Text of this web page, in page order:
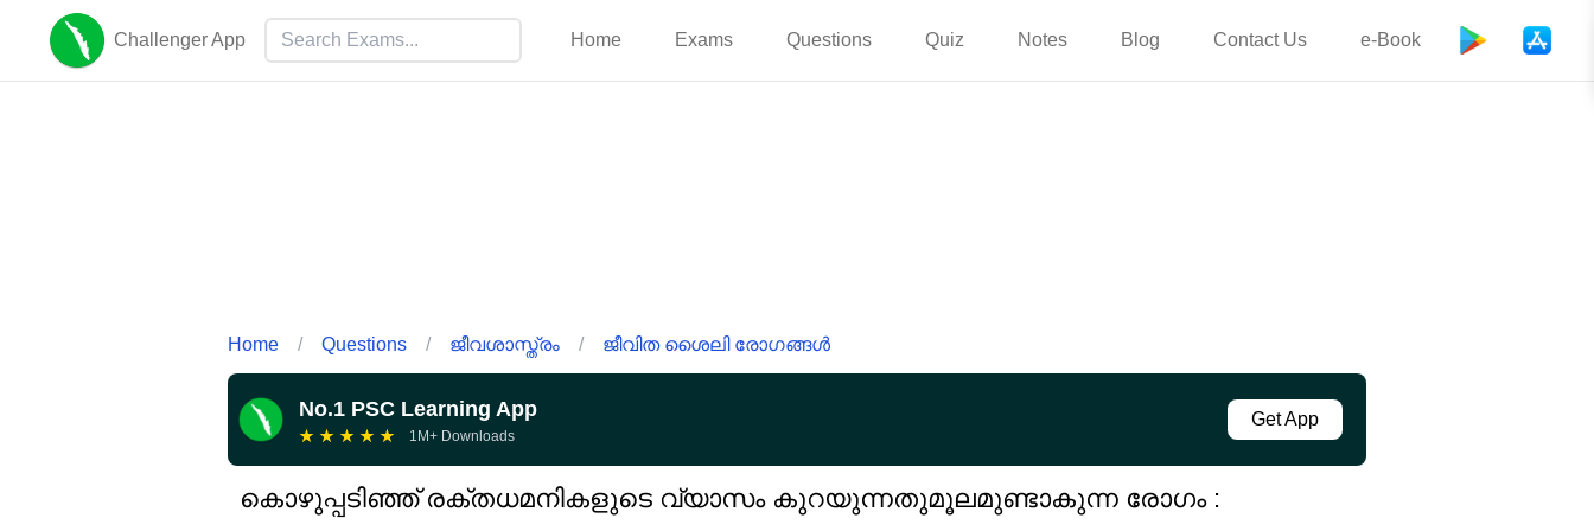
Challenger App Home Exams Questions Quiz Notes Blog Contact Us e-Book
Home / Questions / ജീവശാസ്ത്രം / ജീവിത ശൈലി രോഗങ്ങൾ
No.1 PSC Learning App
★ ★ ★ ★ ★ 1M+ Downloads
Get App
കൊഴുപ്പടിഞ്ഞ് രക്തധമനികളുടെ വ്യാസം കുറയുന്നതുമൂലമുണ്ടാകുന്ന രോഗം :